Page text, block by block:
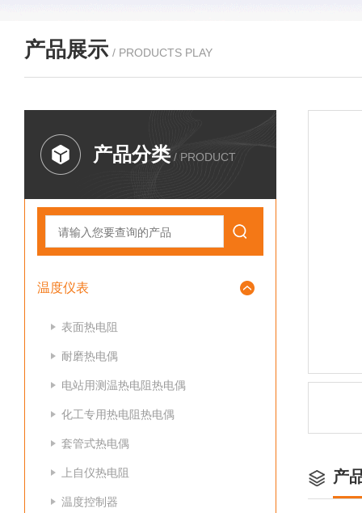
产品展示 / PRODUCTS PLAY
产品分类 / PRODUCT
温度仪表
表面热电阻
耐磨热电偶
电站用测温热电阻热电偶
化工专用热电阻热电偶
套管式热电偶
上自仪热电阻
温度控制器
产